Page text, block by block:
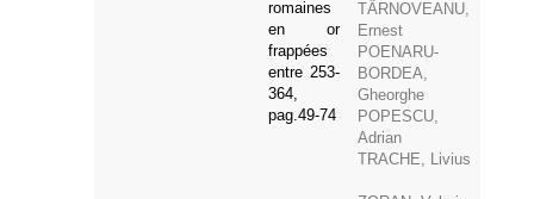
romaines
en or
frappées
entre 253-
364,
pag.49-74
TÂRNOVEANU,
Ernest
POENARU-
BORDEA,
Gheorghe
POPESCU,
Adrian
TRACHE, Livius